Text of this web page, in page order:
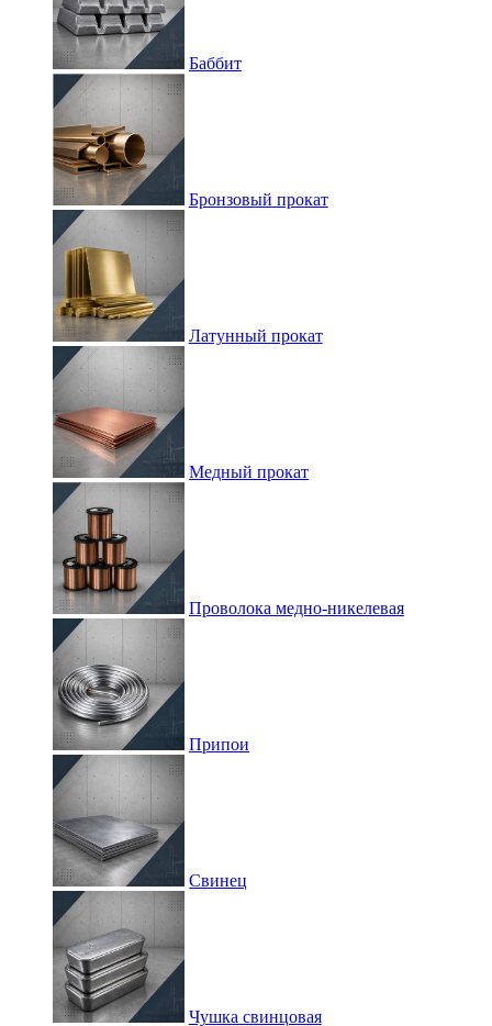
Баббит
Бронзовый прокат
Латунный прокат
Медный прокат
Проволока медно-никелевая
Припои
Свинец
Чушка свинцовая